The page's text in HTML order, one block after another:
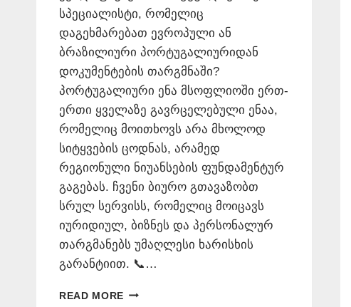
სპეციალისტი, რომელიც
დაგეხმარებათ ევროპული ან
ბრაზილიური პორტუგალიურიდან
დოკუმენტების თარგმნაში?
პორტუგალიური ენა მსოფლიოში ერთ-
ერთი ყველაზე გავრცელებული ენაა,
რომელიც მოითხოვს არა მხოლოდ
სიტყვების ცოდნას, არამედ
რეგიონული ნიუანსების ფუნდამენტურ
გაგებას. ჩვენი ბიურო გთავაზობთ
სრულ სერვისს, რომელიც მოიცავს
იურიდიულ, ბიზნეს და პერსონალურ
თარგმანებს უმაღლესი ხარისხის
გარანტიით. 📞…
READ MORE ᲞᲝᲠᲢᲣᲒᲐᲚᲘᲣᲠᲘ